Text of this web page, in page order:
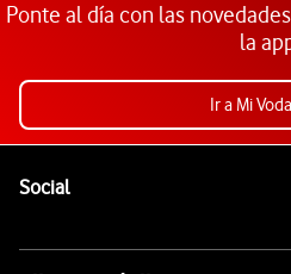
Ponte al día con las
la
Ir a Mi
SocialEnlaces a las redes